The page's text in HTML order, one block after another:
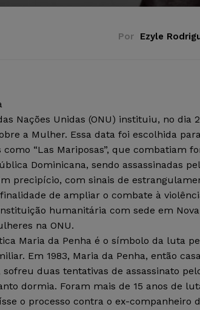
Por Ezyle
Nações Unidas (ONU) instituiu, no
a Mulher. Essa data foi escolhida
como “Las Mariposas”, que combatiam
Dominicana, sendo assassinadas
precipício, com sinais de
de ampliar o combate à
humanitária com sede em
na ONU.
Maria da Penha é o símbolo da luta
Em 1983, Maria da Penha, então
sofreu duas tentativas de assassinato
dormia. Foram mais de 15 anos de
o processo contra o ex-companheiro